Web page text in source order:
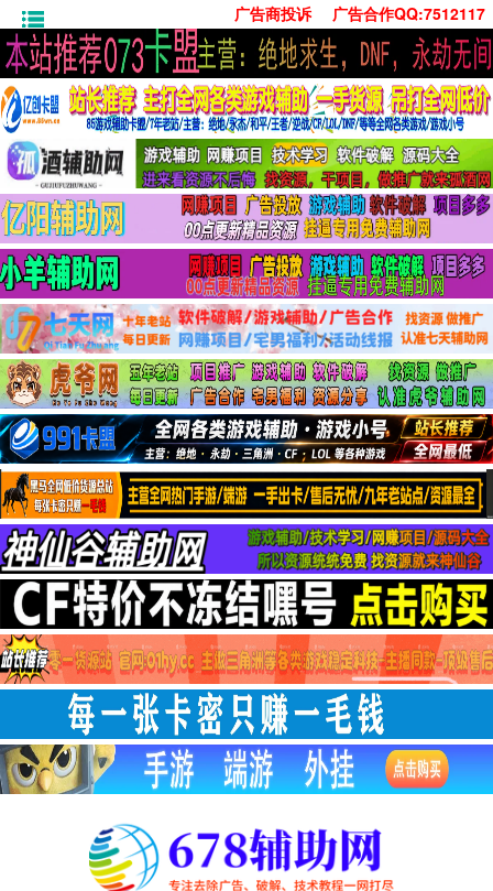
广告商投诉 广告合作QQ:7512117
首页
技术学习
安卓绿化
单机游戏
社交娱乐
系统工具
活动线报
常用办公
源码收集
值得一看
两性情感